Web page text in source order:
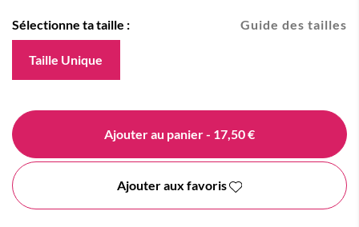
Guide des tailles
Sélectionne ta taille :
Taille Unique
Ajouter au panier- 17,50 €
Ajouter aux favoris